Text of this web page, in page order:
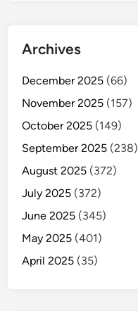
Archives
December 2025 (66)
November 2025 (157)
October 2025 (149)
September 2025 (238)
August 2025 (372)
July 2025 (372)
June 2025 (345)
May 2025 (401)
April 2025 (35)